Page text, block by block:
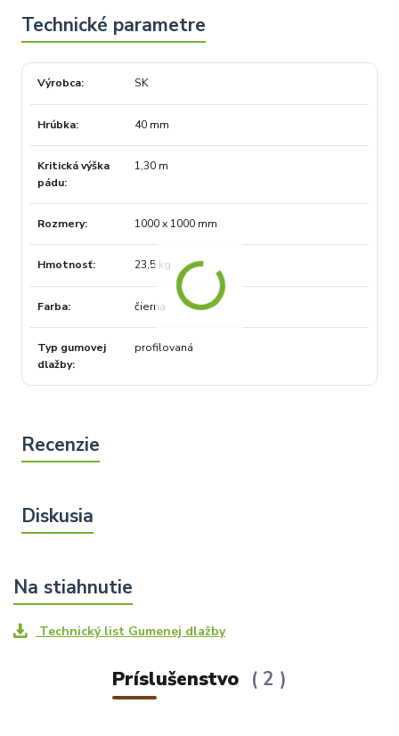
Výrobca SK
Hrúbka 40 mm
Kritická výška
pádu
1,30 m
Rozmery 1000 x 1000 mm
Hmotnosť 23,5 kg
Farba čierna
Typ gumovej
dlažby
profilovaná
Technický list Gumenej dlažby
Príslušenstvo 2